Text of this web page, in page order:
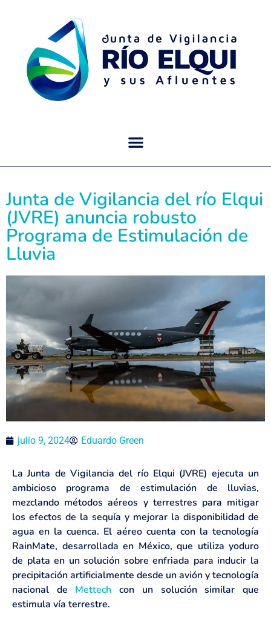
Junta de Vigilancia del río Elqui
(JVRE) anuncia robusto
Programa de Estimulación de
Lluvia
julio 9, 2024 Eduardo Green
La Junta de Vigilancia del río Elqui (JVRE) ejecuta un
ambicioso programa de estimulación de lluvias,
mezclando métodos aéreos y terrestres para mitigar
los efectos de la sequía y mejorar la disponibilidad de
agua en la cuenca. El aéreo cuenta con la tecnología
RainMate, desarrollada en México, que utiliza yoduro
de plata en un solución sobre enfriada para inducir la
precipitación artificialmente desde un avión y tecnología
nacional de Mettech con un solución similar que
estimula vía terrestre.